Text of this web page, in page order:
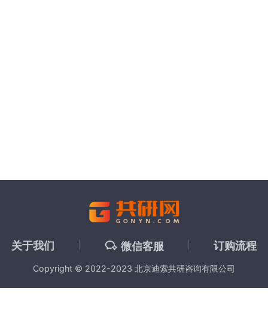
关于我们 微信客服 订购流程
Copyright © 2022-2023 北京迪索共研咨询有限公司